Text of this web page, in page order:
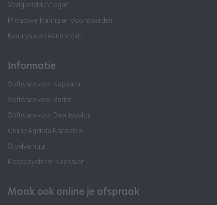
Veelgestelde Vragen
Privacyverklaring en Voorwaarden
Beautysalon Aanmelden
Informatie
Software voor Kapsalon
Software voor Barber
Software voor Beautysalon
Online Agenda Kapsalon
Stoelverhuur
Kassasysteem Kapsalon
Maak ook online je afspraak